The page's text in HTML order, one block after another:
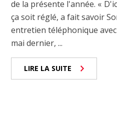
de la présente l'année. «
ça soit réglé, a fait savoir
entretien téléphonique avec
mai dernier, ...
LIRE LA SUITE